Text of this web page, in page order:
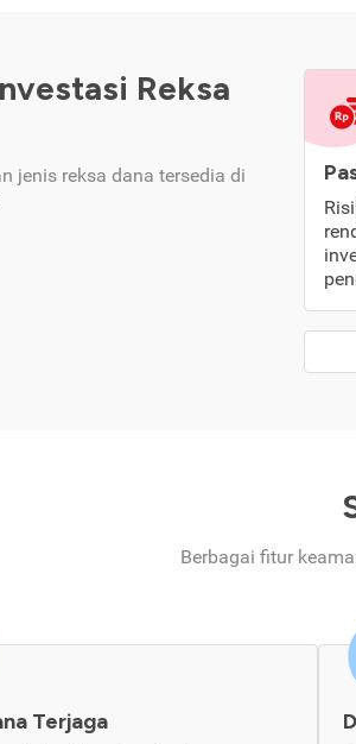
Reksa
jenis reksa dana tersedia di
Berbagai fitur
Terjaga